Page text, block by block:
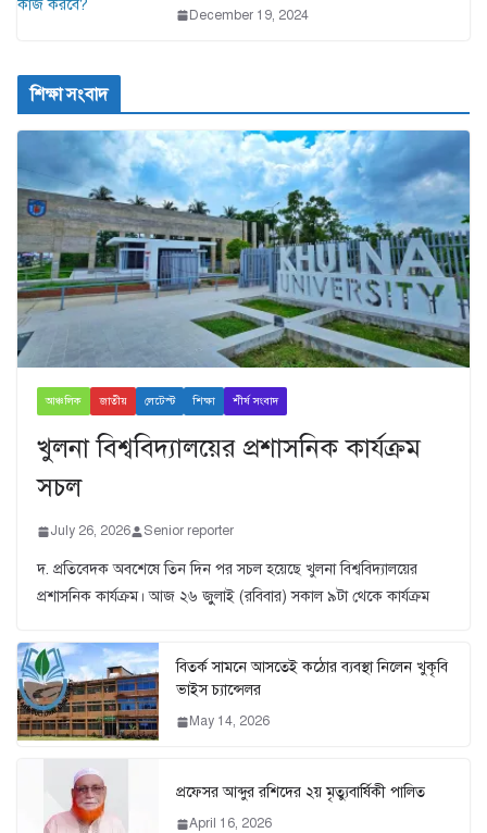
December 19, 2024
শিক্ষা সংবাদ
আঞ্চলিক জাতীয় লেটেস্ট শিক্ষা শীর্ষ সংবাদ
খুলনা বিশ্ববিদ্যালয়ের প্রশাসনিক কার্যক্রম
সচল
July 26, 2026 Senior reporter
দ. প্রতিবেদক অবশেষে তিন দিন পর সচল হয়েছে খুলনা বিশ্ববিদ্যালয়ের
প্রশাসনিক কার্যক্রম। আজ ২৬ জুুলাই (রবিবার) সকাল ৯টা থেকে কার্যক্রম
বিতর্ক সামনে আসতেই কঠোর ব্যবস্থা নিলেন খুকৃবি
ভাইস চ্যান্সেলর
May 14, 2026
প্রফেসর আব্দুর রশিদের ২য় মৃত্যুবার্ষিকী পালিত
April 16, 2026